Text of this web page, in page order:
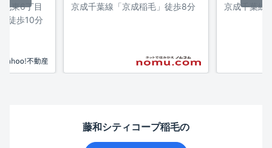
毛東6丁目
徒歩10分
京成千葉線「京成稲毛」徒歩8分
京成千葉線
藤和シティコープ稲毛の